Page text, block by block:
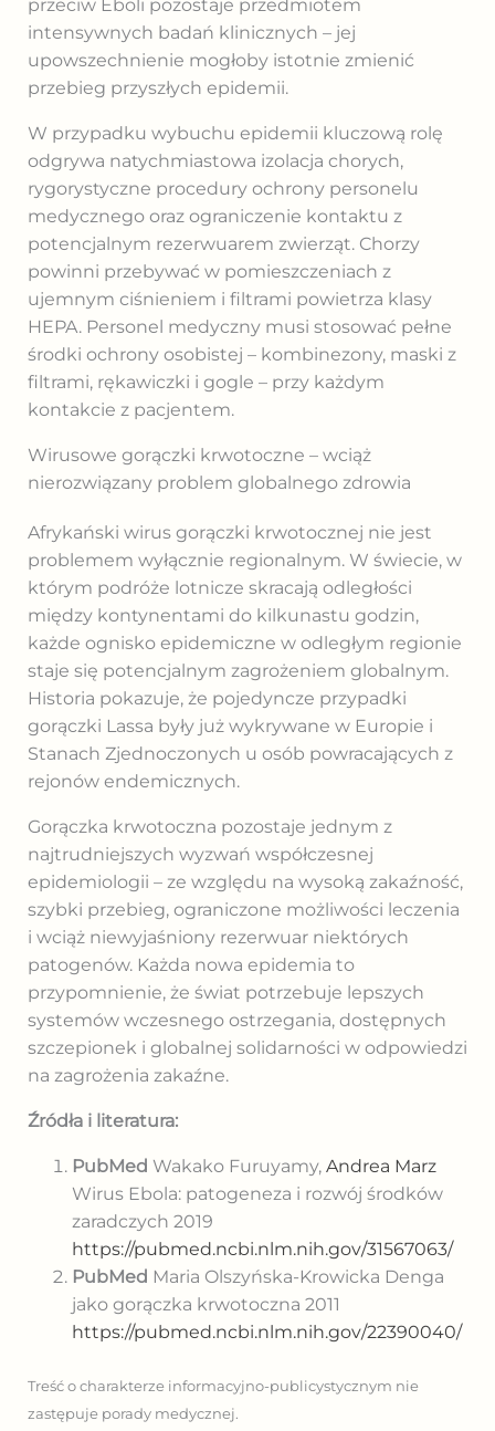
przeciw Eboli pozostaje przedmiotem
intensywnych badań klinicznych – jej
upowszechnienie mogłoby istotnie zmienić
przebieg przyszłych epidemii.
W przypadku wybuchu epidemii kluczową rolę
odgrywa natychmiastowa izolacja chorych,
rygorystyczne procedury ochrony personelu
medycznego oraz ograniczenie kontaktu z
potencjalnym rezerwuarem zwierząt. Chorzy
powinni przebywać w pomieszczeniach z
ujemnym ciśnieniem i filtrami powietrza klasy
HEPA. Personel medyczny musi stosować pełne
środki ochrony osobistej – kombinezony, maski z
filtrami, rękawiczki i gogle – przy każdym
kontakcie z pacjentem.
Wirusowe gorączki krwotoczne – wciąż
nierozwiązany problem globalnego zdrowia
Afrykański wirus gorączki krwotocznej nie jest
problemem wyłącznie regionalnym. W świecie, w
którym podróże lotnicze skracają odległości
między kontynentami do kilkunastu godzin,
każde ognisko epidemiczne w odległym regionie
staje się potencjalnym zagrożeniem globalnym.
Historia pokazuje, że pojedyncze przypadki
gorączki Lassa były już wykrywane w Europie i
Stanach Zjednoczonych u osób powracających z
rejonów endemicznych.
Gorączka krwotoczna pozostaje jednym z
najtrudniejszych wyzwań współczesnej
epidemiologii – ze względu na wysoką zakaźność,
szybki przebieg, ograniczone możliwości leczenia
i wciąż niewyjaśniony rezerwuar niektórych
patogenów. Każda nowa epidemia to
przypomnienie, że świat potrzebuje lepszych
systemów wczesnego ostrzegania, dostępnych
szczepionek i globalnej solidarności w odpowiedzi
na zagrożenia zakaźne.
Źródła i literatura:
PubMed Wakako Furuyamy, Andrea Marz
Wirus Ebola: patogeneza i rozwój środków
zaradczych 2019
https://pubmed.ncbi.nlm.nih.gov/31567063/
PubMed Maria Olszyńska-Krowicka Denga
jako gorączka krwotoczna 2011
https://pubmed.ncbi.nlm.nih.gov/22390040/
Treść o charakterze informacyjno-publicystycznym nie
zastępuje porady medycznej.